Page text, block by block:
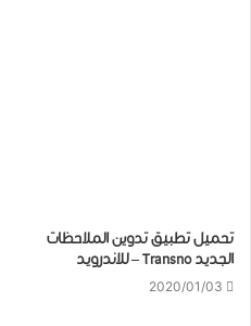
تحميل ﺗﻄﺒﻴﻖ ﺗﺪﻭﻳﻦ ﺍﻟﻤﻼﺣﻈﺎﺕ
ﺍﻟﺠﺪﻳﺪ Transno – للاندرويد
2020/01/03